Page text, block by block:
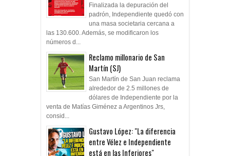
Finalizada la depuración del
padrón, Independiente quedó con
una masa societaria cercana a
las 130.600. Además, se modificaron los
números d...
Reclamo millonario de San
Martín (SJ)
San Martín de San Juan reclama
alrededor de 2.5 millones de
dólares de Independiente por la
venta de Matías Giménez a Argentinos Jrs,
consid...
Gustavo López: "La diferencia
entre Vélez e Independiente
está en las Inferiores"